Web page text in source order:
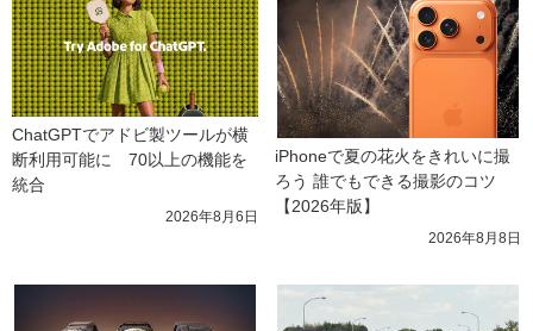
ChatGPTでアドビ製ツールが横
断利用可能に　70以上の機能を
統合
2026年8月6日
iPhoneで夏の花火をきれいに撮
ろう 誰でもできる撮影のコツ
【2026年版】
2026年8月8日